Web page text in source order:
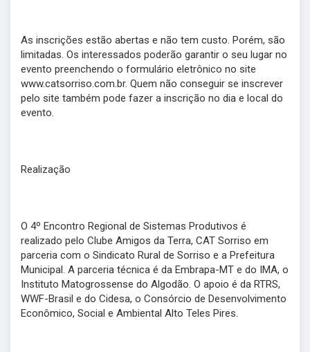
As inscrições estão abertas e não tem custo. Porém, são
limitadas. Os interessados poderão garantir o seu lugar no
evento preenchendo o formulário eletrônico no site
www.catsorriso.com.br. Quem não conseguir se inscrever
pelo site também pode fazer a inscrição no dia e local do
evento.
Realização
O 4º Encontro Regional de Sistemas Produtivos é
realizado pelo Clube Amigos da Terra, CAT Sorriso em
parceria com o Sindicato Rural de Sorriso e a Prefeitura
Municipal. A parceria técnica é da Embrapa-MT e do IMA, o
Instituto Matogrossense do Algodão. O apoio é da RTRS,
WWF-Brasil e do Cidesa, o Consórcio de Desenvolvimento
Econômico, Social e Ambiental Alto Teles Pires.